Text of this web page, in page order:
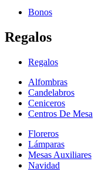
Bonos
Regalos
Regalos
Alfombras
Candelabros
Ceniceros
Centros De Mesa
Floreros
Lámparas
Mesas Auxiliares
Navidad